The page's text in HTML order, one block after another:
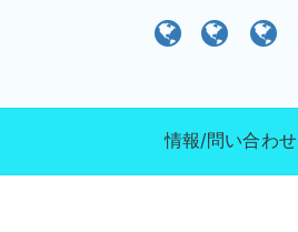
情報/問い合わせ